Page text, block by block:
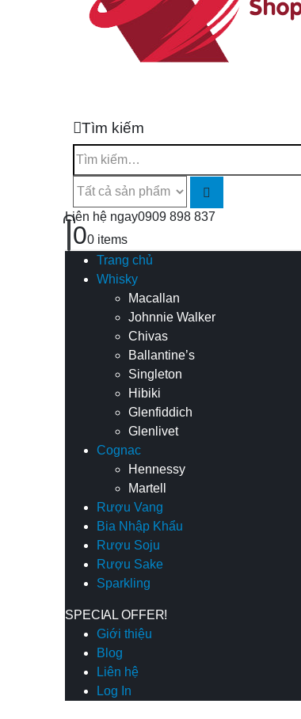
Tìm kiếm
Liên hệ ngay0909 898 837
00 items
Trang chủ
Whisky
Macallan
Johnnie Walker
Chivas
Ballantine’s
Singleton
Hibiki
Glenfiddich
Glenlivet
Cognac
Hennessy
Martell
Rượu Vang
Bia Nhập Khẩu
Rượu Soju
Rượu Sake
Sparkling
SPECIAL OFFER!
Giới thiệu
Blog
Liên hệ
Log In